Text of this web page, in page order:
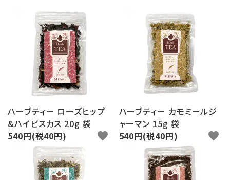
ACCOUNT MENU
ようこそ ゲスト 様
ログイン
Category
Contents
ハーブティー ローズヒップ
&ハイビスカス 20g 袋
540円(税40円)
favorite
ハーブティー カモミールジ
ャーマン 15g 袋
540円(税40円)
favorite